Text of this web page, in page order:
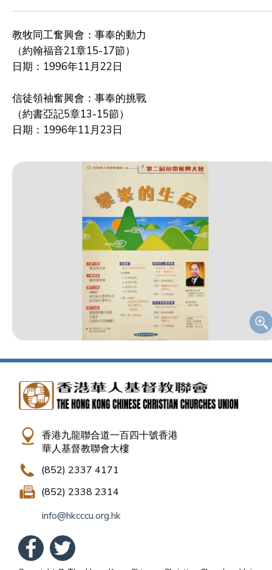
教牧同工奮興會：事奉的動力
（約翰福音21章15-17節）
日期：1996年11月22日
信徒領袖奮興會：事奉的挑戰
（約書亞記5章13-15節）
日期：1996年11月23日
香港九龍聯合道一百四十號香港
華人基督教聯會大樓
(852) 2337 4171
(852) 2338 2314
info@hkcccu.org.hk